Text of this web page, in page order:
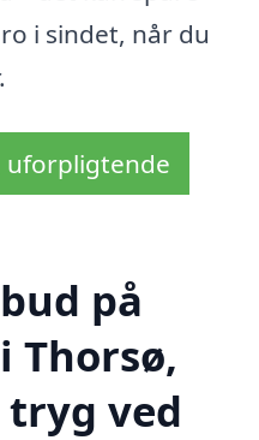
i sindet, når du
uforpligtende
på
Thorsø,
ved